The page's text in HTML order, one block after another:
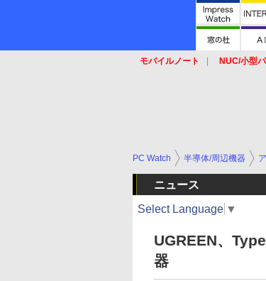
モバイルノート NUC/小型
PC Watch 半導体/周辺機器
ニュース
Select Language ▼
UGREEN、
器